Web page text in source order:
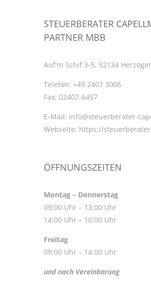
STEUERBERATER
PARTNER MBB
Auf'm Schif 3-5, 52134
Telefon: +49 2407 3006
Fax: 02407-6457
E-Mail: info@steuerberater-
Webseite: https://
ÖFFNUNGSZEITEN
Montag – Donnerstag
09:00 Uhr – 13:00 Uhr
14:00 Uhr – 16:00 Uhr
Freitag
09:00 Uhr – 14:00 Uhr
und nach Vereinbarung